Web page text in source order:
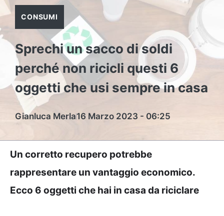
CONSUMI
Sprechi un sacco di soldi
perché non ricicli questi 6
oggetti che usi sempre in casa
Gianluca Merla16 Marzo 2023 - 06:25
Un corretto recupero potrebbe
rappresentare un vantaggio economico.
Ecco 6 oggetti che hai in casa da riciclare